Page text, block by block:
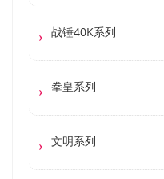
战锤40K系列
拳皇系列
文明系列